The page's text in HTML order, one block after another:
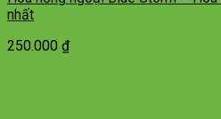
nhất
250.000 ₫